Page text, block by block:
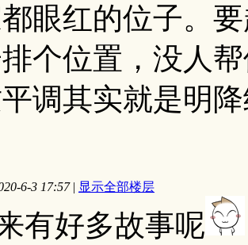
眼红的位子。
个位置，没人
调其实就是明
6-3 17:57 | 显示全部楼层
有好多故事呢